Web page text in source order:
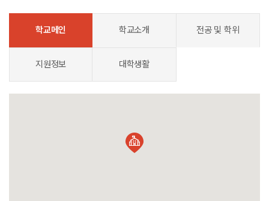
학교메인 학교소개 전공 및 학위
지원정보 대학생활